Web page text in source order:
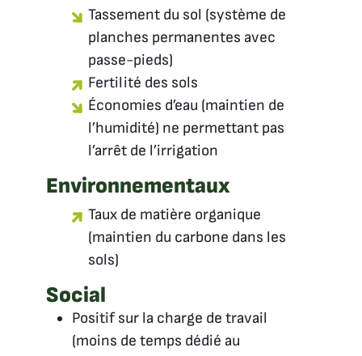
Tassement du sol (système de
planches permanentes avec
passe-pieds)
Fertilité des sols
Économies d’eau (maintien de
l’humidité) ne permettant pas
l’arrêt de l’irrigation
Environnementaux
Taux de matière organique
(maintien du carbone dans les
sols)
Social
Positif sur la charge de travail
(moins de temps dédié au